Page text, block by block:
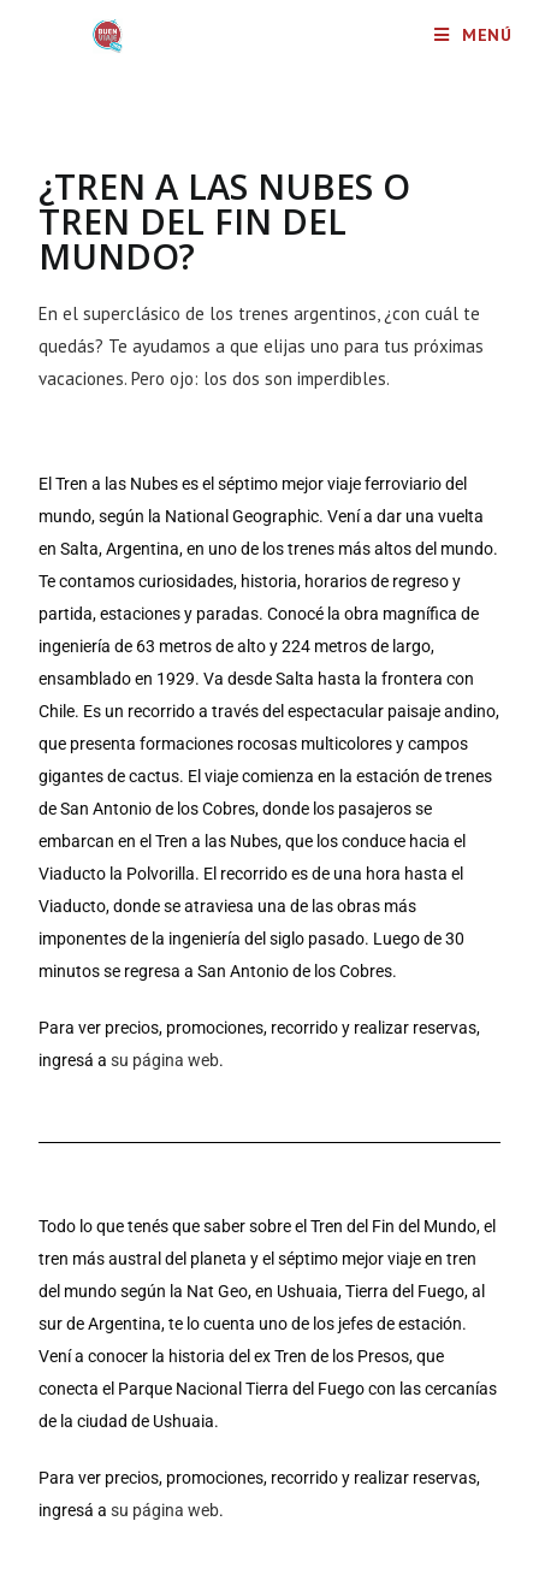
MENÚ
¿TREN A LAS NUBES O
TREN DEL FIN DEL
MUNDO?
En el superclásico de los trenes argentinos, ¿con cuál te
quedás? Te ayudamos a que elijas uno para tus próximas
vacaciones. Pero ojo: los dos son imperdibles.
El Tren a las Nubes es el séptimo mejor viaje ferroviario del
mundo, según la National Geographic. Vení a dar una vuelta
en Salta, Argentina, en uno de los trenes más altos del mundo.
Te contamos curiosidades, historia, horarios de regreso y
partida, estaciones y paradas. Conocé la obra magnífica de
ingeniería de 63 metros de alto y 224 metros de largo,
ensamblado en 1929. Va desde Salta hasta la frontera con
Chile. Es un recorrido a través del espectacular paisaje andino,
que presenta formaciones rocosas multicolores y campos
gigantes de cactus. El viaje comienza en la estación de trenes
de San Antonio de los Cobres, donde los pasajeros se
embarcan en el Tren a las Nubes, que los conduce hacia el
Viaducto la Polvorilla. El recorrido es de una hora hasta el
Viaducto, donde se atraviesa una de las obras más
imponentes de la ingeniería del siglo pasado. Luego de 30
minutos se regresa a San Antonio de los Cobres.
Para ver precios, promociones, recorrido y realizar reservas,
ingresá a su página web.
Todo lo que tenés que saber sobre el Tren del Fin del Mundo, el
tren más austral del planeta y el séptimo mejor viaje en tren
del mundo según la Nat Geo, en Ushuaia, Tierra del Fuego, al
sur de Argentina, te lo cuenta uno de los jefes de estación.
Vení a conocer la historia del ex Tren de los Presos, que
conecta el Parque Nacional Tierra del Fuego con las cercanías
de la ciudad de Ushuaia.
Para ver precios, promociones, recorrido y realizar reservas,
ingresá a su página web.